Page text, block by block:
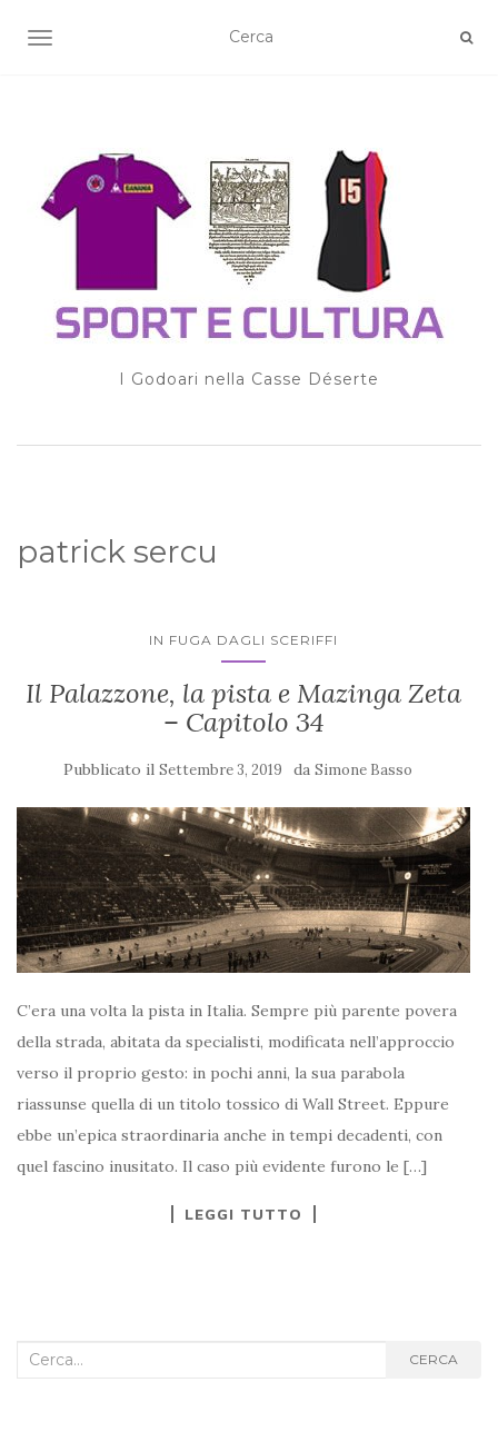
TOGGLE NAVIGATION
I Godoari nella Casse Déserte
patrick sercu
IN FUGA DAGLI SCERIFFI
Il Palazzone, la pista e Mazinga Zeta
– Capitolo 34
Pubblicato il Settembre 3, 2019 da Simone Basso
C’era una volta la pista in Italia. Sempre più parente povera
della strada, abitata da specialisti, modificata nell’approccio
verso il proprio gesto: in pochi anni, la sua parabola
riassunse quella di un titolo tossico di Wall Street. Eppure
ebbe un’epica straordinaria anche in tempi decadenti, con
quel fascino inusitato. Il caso più evidente furono le […]
LEGGI TUTTO
Cerca
CERCA